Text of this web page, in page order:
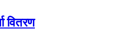
वितरण